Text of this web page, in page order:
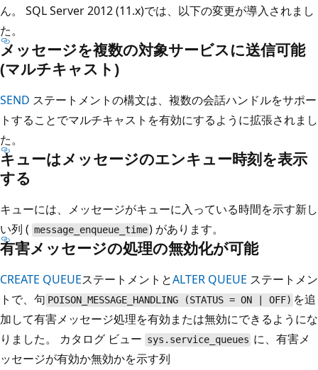
ん。 SQL Server 2012 (11.x)では、以下の変更が導入されまし
た。
メッセージを複数の対象サービスに送信可能
(マルチキャスト)
SEND ステートメントの構文は、複数の会話ハンドルをサポー
トすることでマルチキャストを有効にするように拡張されまし
た。
キューはメッセージのエンキュー時刻を表示
する
キューには、メッセージがキューに入っている時間を示す新し
い列 ( message_enqueue_time) があります。
有害メッセージの処理の無効化が可能
CREATE QUEUEステートメントとALTER QUEUE ステートメン
トで、句 POISON_MESSAGE_HANDLING (STATUS = ON | OFF) を追
加して有害メッセージ処理を有効または無効にできるようにな
りました。 カタログ ビュー sys.service_queues に、有害メ
ッセージが有効か無効かを示す列